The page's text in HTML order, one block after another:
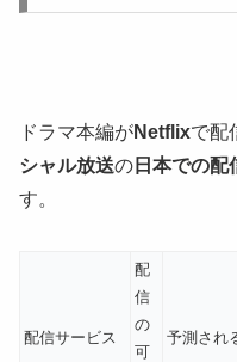
ドラマ本編がNetflixで配
シャル放送の 日本での配
す。
配信サービス
配
信
の
可
予測され